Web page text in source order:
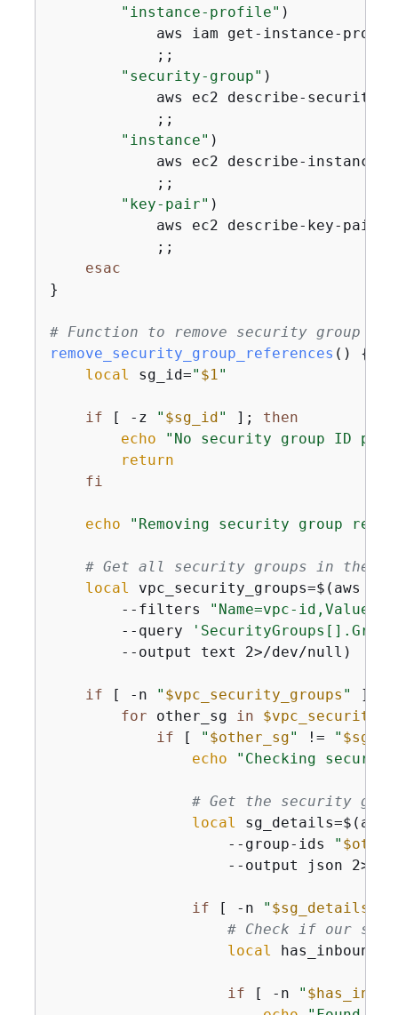
"instance-profile" )
aws iam get-instance-
            ;;
"security-group" )
aws ec2 describe-
            ;;
"instance" )
aws ec2 describe-
            ;;
"key-pair" )
aws ec2 describe-key-
            ;;
esac
}
# Function to remove security group
remove_security_group_references () {
local sg_id=" $1"
if [ -z " $sg_id" ]; then
echo
"No security group ID
return
fi
echo "Removing security group
# Get all security groups in the
local vpc_security_groups=$(aws
        --filters
"Name=vpc-id,Values=
        --query
        --output text 2>/dev/null)
if [ -n " $vpc_security_groups " ];
for other_sg in
if [ " $other_sg" != " $sg_id
echo
"Checking
# Get the security
local
                    --group-ids
"
--output json 2>/
if [ -n " $sg_details
# Check if our
local
if [ -n "